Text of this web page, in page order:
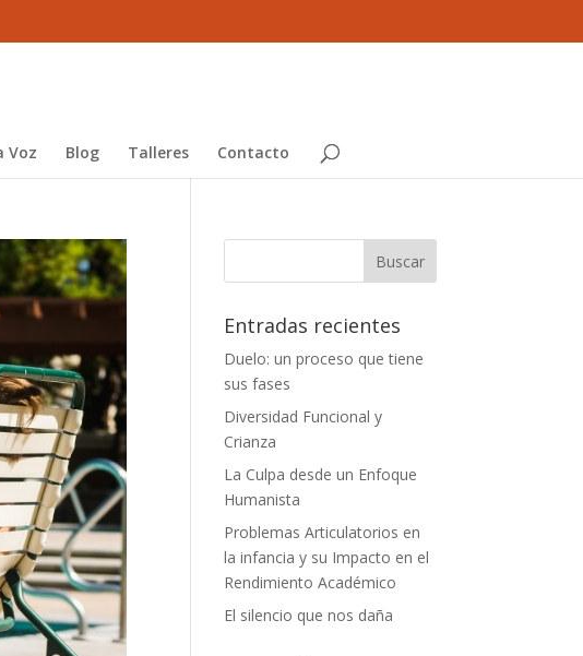
Voz Blog Talleres Contacto
Entradas recientes
Duelo: un proceso que tiene
sus fases
Diversidad Funcional y
Crianza
La Culpa desde un Enfoque
Humanista
Problemas Articulatorios en
la infancia y su Impacto en el
Rendimiento Académico
El silencio que nos daña